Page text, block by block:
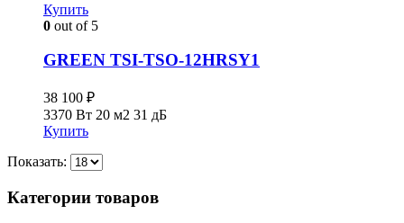
Купить
0 out of 5
GREEN TSI-TSO-12HRSY1
38 100 ₽
3370 Вт 20 м2 31 дБ
Купить
Показать:
Категории товаров